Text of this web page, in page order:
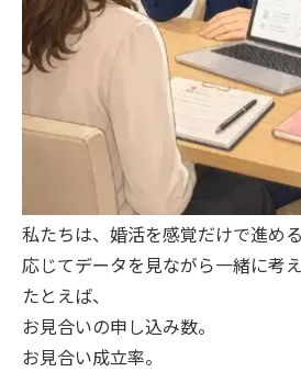
私たちは、婚活を感覚だけで進め
応じてデータを見ながら一緒に考
たとえば、
お見合いの申し込み数。
お見合い成立率。